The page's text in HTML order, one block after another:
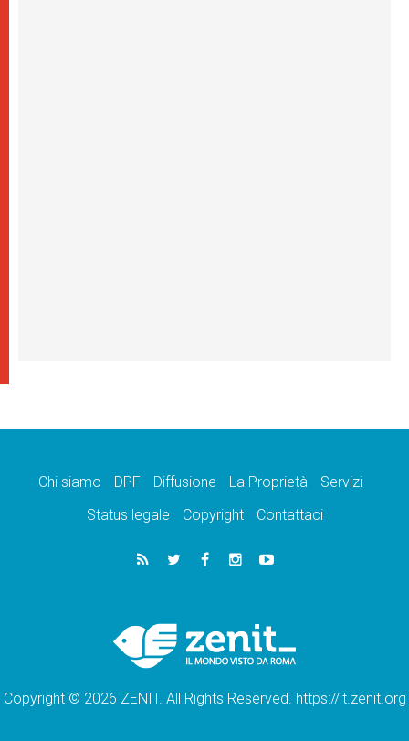
Chi siamo DPF Diffusione La Proprietà
Servizi
Status legale
Copyright Contattaci
Copyright © 2026 ZENIT. All Rights Reserved. https://it.zenit.org